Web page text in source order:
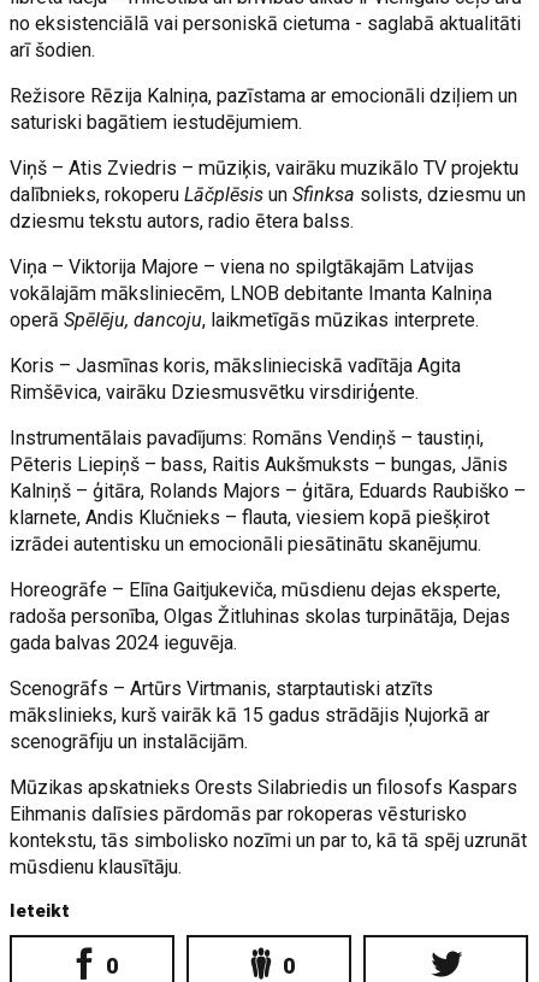
no eksistenciālā vai personiskā cietuma - saglabā aktualitāti
arī šodien.
Režisore Rēzija Kalniņa, pazīstama ar emocionāli dziļiem un
saturiski bagātiem iestudējumiem.
Viņš – Atis Zviedris – mūziķis, vairāku muzikālo TV projektu
dalībnieks, rokoperuLāčplēsisunSfinksa solists, dziesmu un
dziesmu tekstu autors, radio ētera balss.
Viņa – Viktorija Majore – viena no spilgtākajām Latvijas
vokālajām māksliniecēm, LNOB debitante Imanta Kalniņa
operā Spēlēju, dancoju, laikmetīgās mūzikas interprete.
Koris – Jasmīnas koris, mākslinieciskā vadītāja Agita
Rimšēvica, vairāku Dziesmusvētku virsdiriģente.
Instrumentālais pavadījums: Romāns Vendiņš – taustiņi,
Pēteris Liepiņš – bass, Raitis Aukšmuksts – bungas, Jānis
Kalniņš – ģitāra, Rolands Majors – ģitāra, Eduards Raubiško –
klarnete, Andis Klučnieks – flauta, viesiem kopā piešķirot
izrādei autentisku un emocionāli piesātinātu skanējumu.
Horeogrāfe – Elīna Gaitjukeviča, mūsdienu dejas eksperte,
radoša personība, Olgas Žitluhinas skolas turpinātāja, Dejas
gada balvas 2024 ieguvēja.
Scenogrāfs – Artūrs Virtmanis, starptautiski atzīts
mākslinieks, kurš vairāk kā 15 gadus strādājis Ņujorkā ar
scenogrāfiju un instalācijām.
Mūzikas apskatnieks Orests Silabriedis un filosofs Kaspars
Eihmanis dalīsies pārdomās par rokoperas vēsturisko
kontekstu, tās simbolisko nozīmi un par to, kā tā spēj uzrunāt
mūsdienu klausītāju.
Ieteikt
0 0